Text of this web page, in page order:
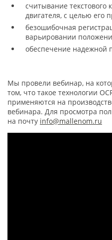
считывание текстового
двигателя, с целью его
безошибочная
варьировании
обеспечение надежной
Мы провели вебинар, на
том, что такое технологии
применяются на
вебинара. Для просмотра
на почту info@mallenom.ru